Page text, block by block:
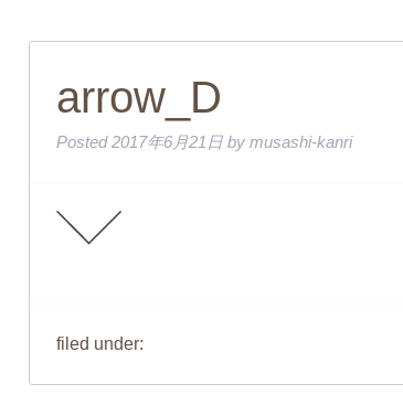
arrow_D
Posted2017年6月21日 by musashi-kanri
filed under: